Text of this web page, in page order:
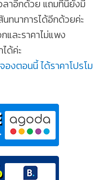
ลาอีกด้วย แถมที่นี่ยังมี
ทนาการได้อีกด้วยค่ะ
และราคาไม่แพง
ด้ค่ะ
งตอนนี้ ได้ราคาโปรโม